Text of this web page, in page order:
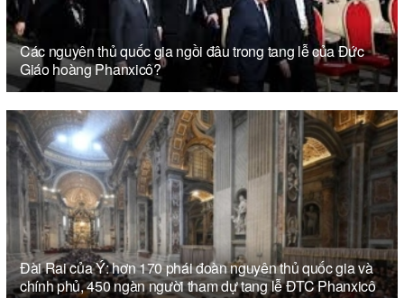
Các nguyên thủ quốc gia ngồi đâu trong tang lễ của Đức
Giáo hoàng Phanxicô?
Đài Rai của Ý: hơn 170 phái đoàn nguyên thủ quốc gia và
chính phủ, 450 ngàn người tham dự tang lễ ĐTC Phanxicô